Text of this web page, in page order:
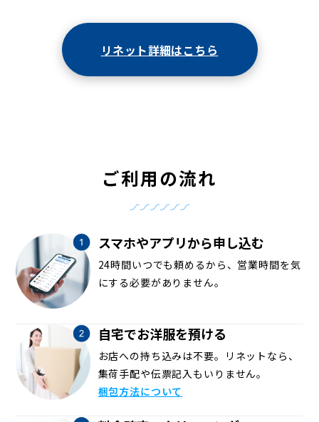
リネット詳細はこちら
ご利用の流れ
スマホやアプリから申し込む
24時間いつでも頼めるから、営業時間を気
にする必要がありません。
自宅でお洋服を預ける
お店への持ち込みは不要。リネットなら、
集荷手配や伝票記入もいりません。
梱包方法について